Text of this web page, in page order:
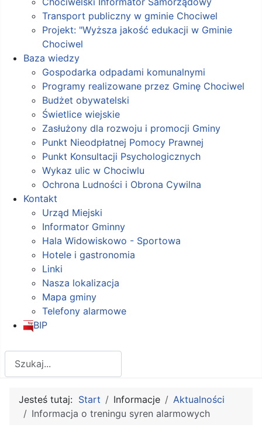
Transport publiczny w gminie Chociwel
Projekt: "Wyższa jakość edukacji w Gminie
Chociwel
Baza wiedzy
Gospodarka odpadami komunalnymi
Programy realizowane przez Gminę Chociwel
Budżet obywatelski
Świetlice wiejskie
Zasłużony dla rozwoju i promocji Gminy
Punkt Nieodpłatnej Pomocy Prawnej
Punkt Konsultacji Psychologicznych
Wykaz ulic w Chociwlu
Ochrona Ludności i Obrona Cywilna
Kontakt
Urząd Miejski
Informator Gminny
Hala Widowiskowo - Sportowa
Hotele i gastronomia
Linki
Nasza lokalizacja
Mapa gminy
Telefony alarmowe
BIP
Jesteś tutaj: Start Informacje
Aktualności
Informacja o treningu syren alarmowych